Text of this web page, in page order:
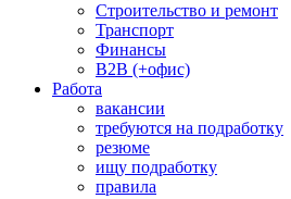
Строительство и ремонт
Транспорт
Финансы
B2B (+офис)
Работа
вакансии
требуются на подработку
резюме
ищу подработку
правила